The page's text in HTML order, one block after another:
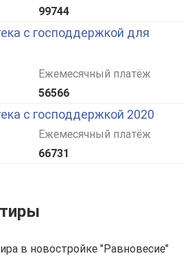
99744
с господдержкой для
Ежемесячный платёж
56566
с господдержкой 2020
Ежемесячный платёж
66731
в новостройке "Равновесие"